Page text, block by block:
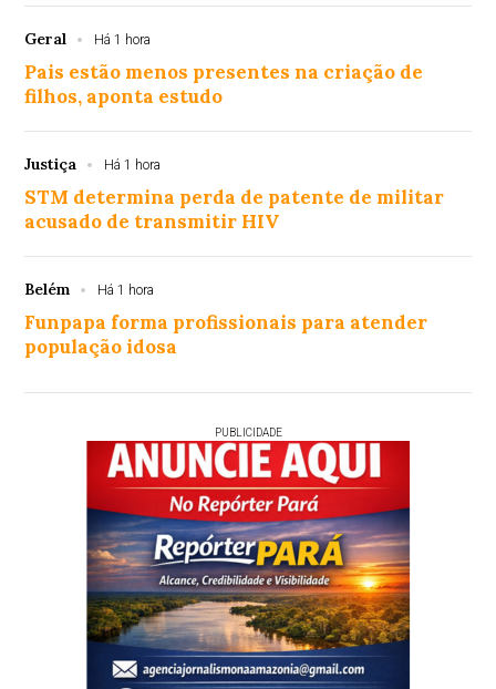
Geral Há 1 hora
Pais estão menos presentes na criação de
filhos, aponta estudo
Justiça Há 1 hora
STM determina perda de patente de militar
acusado de transmitir HIV
Belém Há 1 hora
Funpapa forma profissionais para atender
população idosa
PUBLICIDADE